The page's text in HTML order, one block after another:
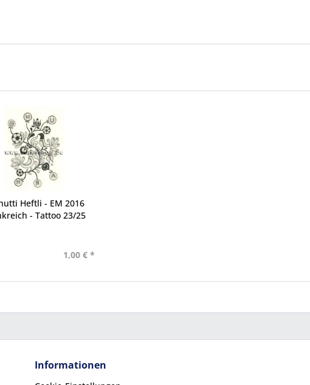
Heftli - EM 2016
- Tattoo 23/25
1,00 € *
Informationen